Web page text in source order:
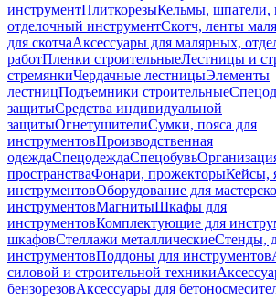
инструментПлиткорезыКельмы, шпатели,
отделочный инструментСкотч, ленты
для скотчаАксессуары для малярных,
работПленки строительныеЛестницы и
стремянкиЧердачные лестницыЭлементы
лестницПодъемники строительные
защитыСредства индивидуальной
защитыОгнетушителиСумки, пояса для
инструментовПроизводственная
одеждаСпецодеждаСпецобувь
пространстваФонари, прожекторыКейсы,
инструментовОборудование для
инструментовМагнитыШкафы для
инструментовКомплектующие для
шкафовСтеллажи металлическиеСтенды,
инструментовПоддоны для инструментов
силовой и строительной техники
бензорезовАксессуары для